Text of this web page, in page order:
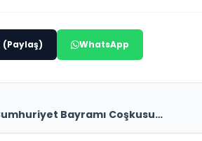
(Paylaş) WhatsApp
Bayramı Coşkusu…